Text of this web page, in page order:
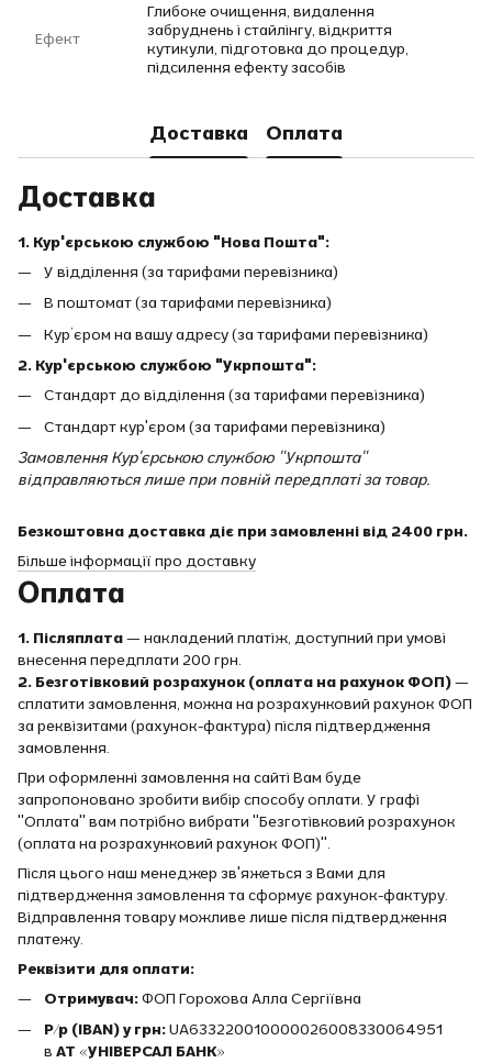
Ефект
Глибоке очищення, видалення
забруднень і стайлінгу, відкриття
кутикули, підготовка до процедур,
підсилення ефекту засобів
Доставка Оплата
Доставка
1. Кур'єрською службою "Нова Пошта":
У відділення (за тарифами перевізника)
В поштомат (за тарифами перевізника)
Кур’єром на вашу адресу (за тарифами перевізника)
2. Кур'єрською службою "Укрпошта":
Стандарт до відділення (за тарифами перевізника)
Стандарт кур'єром (за тарифами перевізника)
Замовлення Кур'єрською службою "Укрпошта"
відправляються лише при повній передплаті за товар.
Безкоштовна доставка діє при замовленні від 2400 грн.
Більше інформації про доставку
Оплата
1. Післяплата— накладений платіж, доступний при умові
внесення передплати 200 грн.
2. Безготівковий розрахунок (оплата на рахунок ФОП)—
сплатити замовлення, можна на розрахунковий рахунок ФОП
за реквізитами (рахунок-фактура) після підтвердження
замовлення.
При оформленні замовлення на сайті Вам буде
запропоновано зробити вибір способу оплати. У графі
"Оплата" вам потрібно вибрати "Безготівковий розрахунок
(оплата на розрахунковий рахунок ФОП)".
Після цього наш менеджер зв'яжеться з Вами для
підтвердження замовлення та сформує рахунок-фактуру.
Відправлення товару можливе лише після підтвердження
платежу.
Реквізити для оплати:
Отримувач:ФОП Горохова Алла Сергіївна
Р/р (IBAN) у грн:UA633220010000026008330064951
в АТ «УНІВЕРСАЛ БАНК»